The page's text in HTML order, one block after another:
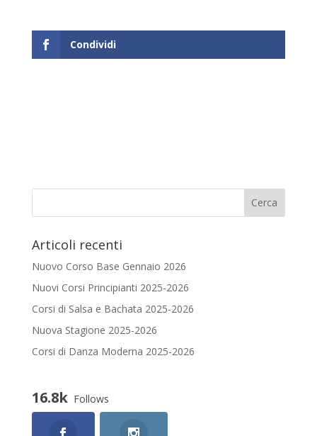
Condividi
Articoli recenti
Nuovo Corso Base Gennaio 2026
Nuovi Corsi Principianti 2025-2026
Corsi di Salsa e Bachata 2025-2026
Nuova Stagione 2025-2026
Corsi di Danza Moderna 2025-2026
16.8k Follows